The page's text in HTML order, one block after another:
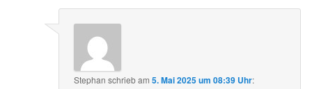
Stephan schriebam5. Mai 2025 um 08:39 Uhr: